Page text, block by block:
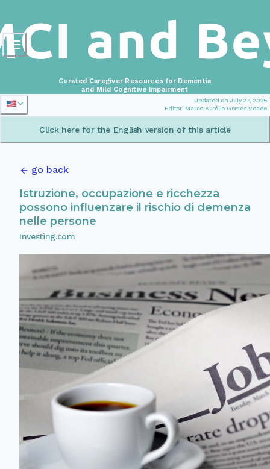
Updated on July 27, 2026
Editor: Marco Aurélio Gomes Veado
Curated Caregiver Resources for Dementia
and Mild Cognitive Impairment
Click here for the English version of this article
go back
Istruzione, occupazione e ricchezza
possono influenzare il rischio di demenza
nelle persone
Investing.com